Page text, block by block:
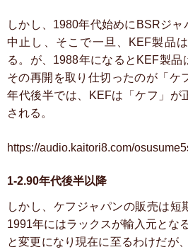
しかし、1980年代始めにBSRジ
中止し、そこで一旦、KEF製品
る。が、1988年になるとKEF製品
その再開を取り仕切ったのが「ケ
年代後半では、KEFは「ケフ」が
される。
https://audio.kaitori8.com/
1-2.90年代後半以降
しかし、ケフジャパンの販売は短
1991年にはラックスが輸入元とな
と変更になり現在に至るわけだが